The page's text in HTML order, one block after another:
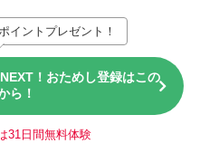
イントプレゼント！
！おためし登録はこの
ら！
31日間無料体験